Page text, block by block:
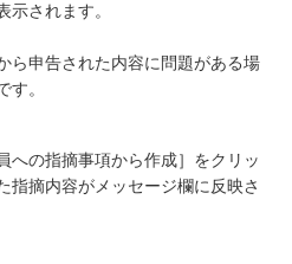
示されます。
ら申告された内容に問題がある場
す。
への指摘事項から作成］をクリッ
指摘内容がメッセージ欄に反映さ